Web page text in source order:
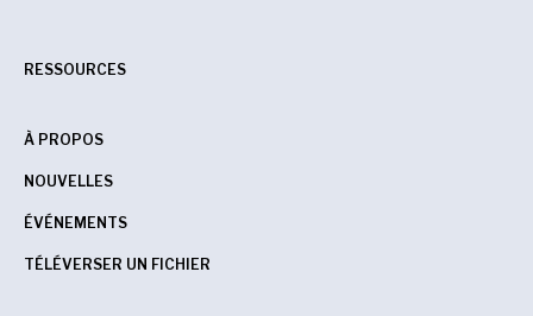
RESSOURCES
À PROPOS
NOUVELLES
ÉVÉNEMENTS
TÉLÉVERSER UN FICHIER